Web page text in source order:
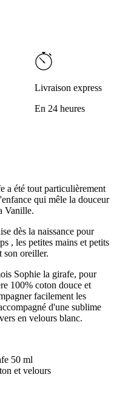
Livraison express
En 24 heures
a été tout particulièrement
qui mêle la douceur
Vanille.
dès la naissance pour
, les petites mains et petits
son oreiller.
Sophie la girafe, pour
100% coton douce et
facilement les
d'une sublime
en velours blanc.
50 ml
et velours